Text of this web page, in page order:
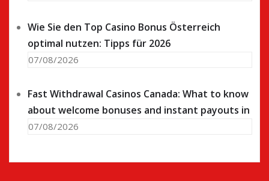
Wie Sie den Top Casino Bonus Österreich
optimal nutzen: Tipps für 2026
07/08/2026
Fast Withdrawal Casinos Canada: What to know
about welcome bonuses and instant payouts in
07/08/2026